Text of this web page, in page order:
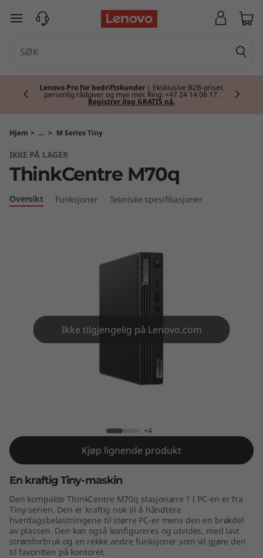
T
C
e
n
gå til hovedinnhold
Lenovo Pro for bedriftskunder | Eksklusive B2B-priser,
personlig rådgiver og mye mer. Ring: +47 24 14 06 17.
Registrer deg GRATIS nå.
Hjem > ... > M Series Tiny
IKKE PÅ LAGER
ThinkCentre M70q
Oversikt Funksjoner Tekniske spesifikasjoner
Ikke tilgjengelig på Lenovo.com
+4
Kjøp lignende produkt
En kraftig Tiny-maskin
Den kompakte ThinkCentre M70q stasjonære 1 l PC-en er fra
Tiny-serien. Den er kraftig nok til å håndtere
hverdagsbelastningene til større PC-er mens den en brøkdel
av plassen. Den kan også konfigureres og utvides, med lavt
strømforbruk og en rekke andre funksjoner som vil gjøre den
til favoritten på kontoret.